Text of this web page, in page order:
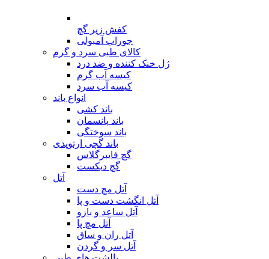
کفش زیر گچ
جوراب آمبولی
کالای طبی سرد و گرم
ژل خنک کننده و ضد درد
کیسه آب گرم
کیسه آب سرد
انواع باند
باند کشی
باند پانسمان
باند سوختگی
باند گچی ارتوپدی
گچ فایبرگلاس
گچ دیکست
آتل
آتل مچ دست
آتل انگشت دست و پا
آتل ساعد و بازو
آتل مچ پا
آتل ران و ساق
آتل سر و گردن